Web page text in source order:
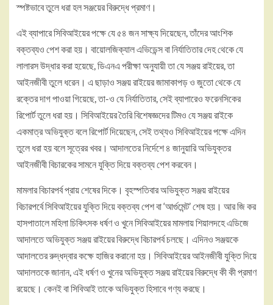
স্পষ্টভাবে তুলে ধরা হল সঞ্জয়ের বিরুদ্ধে প্রমাণ।
এই ব্যাপারে সিবিআইয়ের পক্ষে যে ৫৪ জন সাক্ষ্য দিয়েছেন, তাঁদের আংশিক
বক্তব্যও পেশ করা হয়। বায়োলজিক্যাল এভিডেন্স বা নির্যাতিতার দেহ থেকে যে
লালারস উদ্ধার করা হয়েছে, ডিএনএ পরীক্ষা অনুযায়ী তা যে সঞ্জয় রাইয়ের, তা
আইনজীবী তুলে ধরেন। এ ছাড়াও সঞ্জয় রাইয়ের জামাকাপড় ও জুতো থেকে যে
রক্তের দাগ পাওয়া গিয়েছে, তা-ও যে নির্যাতিতার, সেই ব্যাপারেও ফরেনসিকের
রিপোর্ট তুলে ধরা হয়। সিবিআইয়ের তৈরি বিশেষজ্ঞদের টিমও যে সঞ্জয় রাইকে
একমাত্র অভিযুক্ত বলে রিপোর্ট দিয়েছেন, সেই তথ্যও সিবিআইয়ের পক্ষে এদিন
তুলে ধরা হয় বলে সূত্রের খবর। আদালতের নির্দেশে ৪ জানুয়ারি অভিযুক্তর
আইনজীবী বিচারকের সামনে যুক্তি দিয়ে বক্তব্য পেশ করবেন।
মামলার বিচারপর্ব প্রায় শেষের দিকে। বৃহস্পতিবার অভিযুক্ত সঞ্জয় রাইয়ের
বিচারপর্বে সিবিআইয়ের যুক্তি দিয়ে বক্তব্য পেশ বা ‘আর্গুমেন্ট’ শেষ হয়। আর জি কর
হাসপাতালে মহিলা চিকিৎসক ধর্ষণ ও খুনে সিবিআইয়ের মামলায় শিয়ালদহে এডিজে
আদালতে অভিযুক্ত সঞ্জয় রাইয়ের বিরুদ্ধে বিচারপর্ব চলছে। এদিনও সঞ্জয়কে
আদালতের রুদ্ধদ্বার কক্ষে হাজির করানো হয়। সিবিআইয়ের আইনজীবী যুক্তি দিয়ে
আদালতকে জানান, এই ধর্ষণ ও খুনের অভিযুক্ত সঞ্জয় রাইয়ের বিরুদ্ধে কী কী প্রমাণ
রয়েছে। কেনই বা সিবিআই তাকে অভিযুক্ত হিসাবে গণ্য করছে।